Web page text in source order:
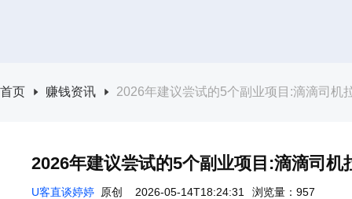
首页 赚钱资讯 2026年建议尝试的5个副业项目:滴滴司机
2026年建议尝试的5个副业项目:滴滴司机
U客直谈婷婷 原创 2026-05-14T18:24:31 浏览量：957